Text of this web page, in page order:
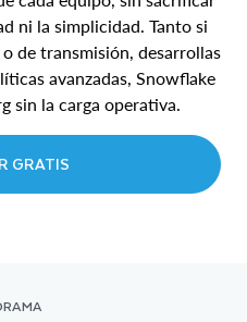
ni la simplicidad. Tanto si
de transmisión, desarrollas
avanzadas, Snowflake
sin la carga operativa.
GRATIS